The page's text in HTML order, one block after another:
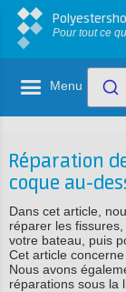
Pour tout ce
Menu
Réparation
coque au-
Dans cet article,
réparer les
votre bateau, puis
Cet article
Nous avons
réparations sous la